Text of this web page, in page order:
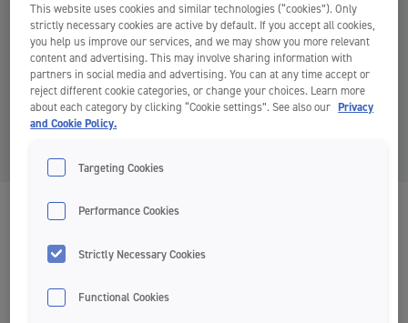
Green Clean Junior 6m.+
Dantų pasta
This website uses cookies and similar technologies (“cookies”). Only
strictly necessary cookies are active by default. If you accept all cookies,
you help us improve our services, and we may show you more relevant
content and advertising. This may involve sharing information with
partners in social media and advertising. You can at any time accept or
reject different cookie categories, or change your choices. Learn more
about each category by clicking “Cookie settings”. See also our Privacy
and Cookie Policy.
Targeting Cookies
Performance Cookies
Strictly Necessary Cookies
Functional Cookies